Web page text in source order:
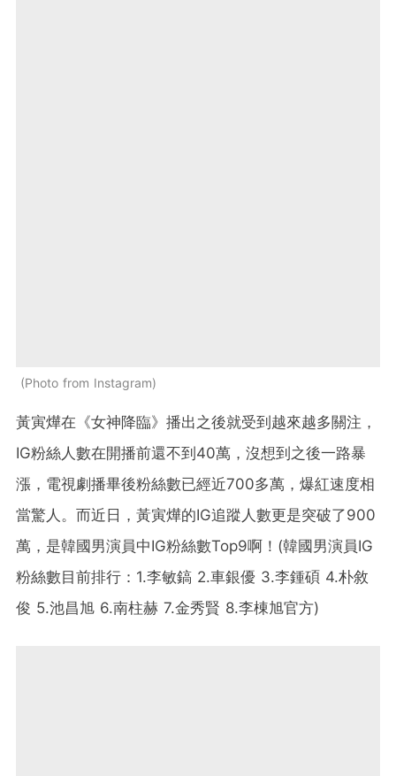
Photo from Instagram
黃寅燁在《女神降臨》播出之後就受到越來越多關注，
IG粉絲人數在開播前還不到40萬，沒想到之後一路暴
漲，電視劇播畢後粉絲數已經近700多萬，爆紅速度相
當驚人。而近日，黃寅燁的IG追蹤人數更是突破了900
萬，是韓國男演員中IG粉絲數Top9啊！(韓國男演員IG
粉絲數目前排行：1.李敏鎬 2.車銀優 3.李鍾碩 4.朴敘
俊 5.池昌旭 6.南柱赫 7.金秀賢 8.李棟旭官方)